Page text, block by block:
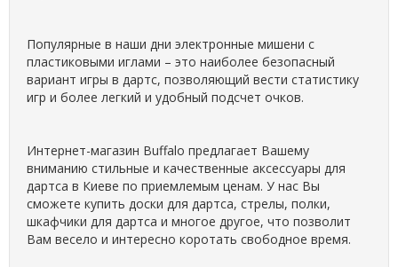
Популярные в наши дни электронные мишени с
пластиковыми иглами – это наиболее безопасный
вариант игры в дартс, позволяющий вести статистику
игр и более легкий и удобный подсчет очков.
Интернет-магазин Buffalo предлагает Вашему
вниманию стильные и качественные аксессуары для
дартса в Киеве по приемлемым ценам. У нас Вы
сможете купить доски для дартса, стрелы, полки,
шкафчики для дартса и многое другое, что позволит
Вам весело и интересно коротать свободное время.